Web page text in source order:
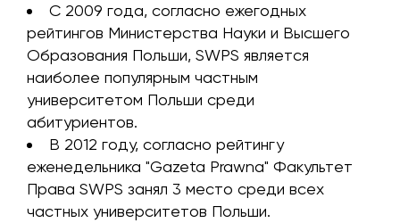
С 2009 года, согласно ежегодных
рейтингов Министерства Науки и Высшего
Образования Польши, SWPS является
наиболее популярным частным
университетом Польши среди
абитуриентов.
В 2012 году, согласно рейтингу
еженедельника "Gazeta Prawna" Факультет
Права SWPS занял 3 место среди всех
частных университетов Польши.